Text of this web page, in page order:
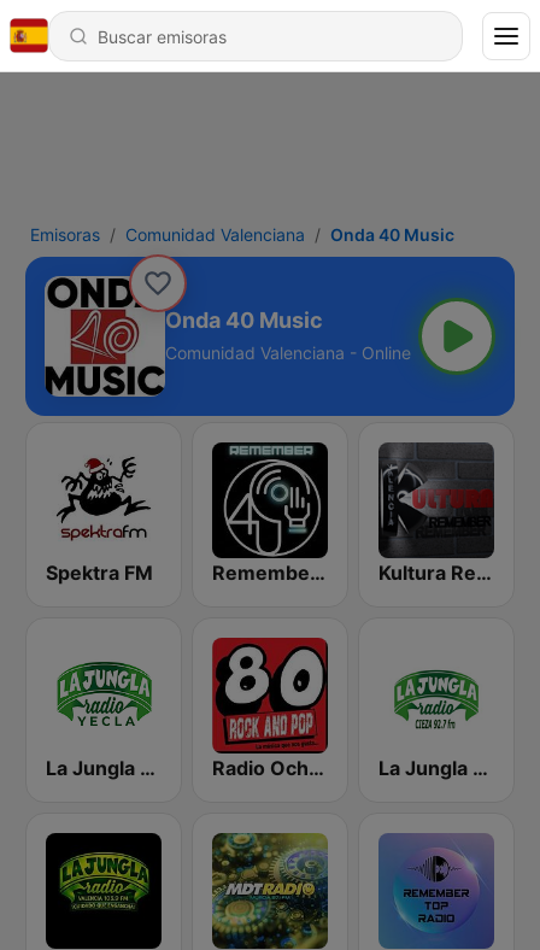
Emisoras Comunidad Valenciana Onda 40 Music
Onda 40 Music
Comunidad Valenciana - Online
Spektra FM Remember 4 U Kultura Remember FM Valencia
La Jungla Radio Yecla Radio Ochentas España La Jungla Radio Cieza